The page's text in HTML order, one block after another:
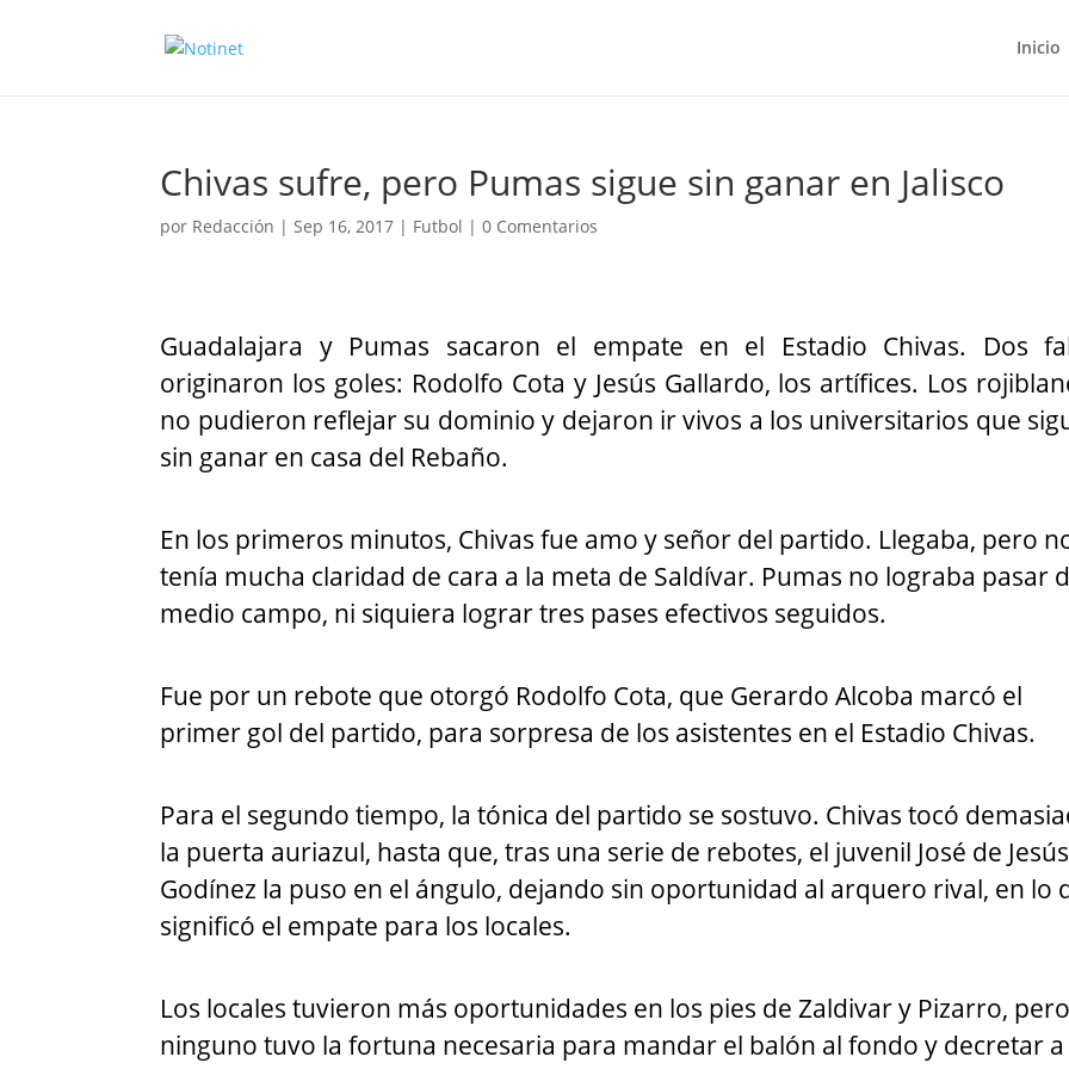
Inicio
Chivas sufre, pero Pumas sigue sin ganar en Jalisco
por Redacción |Sep 16, 2017 | Futbol |0 Comentarios
Guadalajara y Pumas sacaron el empate en el Estadio Chivas. Dos
originaron los goles: Rodolfo Cota y Jesús Gallardo, los artífices. Los
no pudieron reflejar su dominio y dejaron ir vivos a los universitarios que
sin ganar en casa del Rebaño.
En los primeros minutos, Chivas fue amo y señor del partido. Llegaba, pero
tenía mucha claridad de cara a la meta de Saldívar. Pumas no lograba pasar
medio campo, ni siquiera lograr tres pases efectivos seguidos.
Fue por un rebote que otorgó Rodolfo Cota, que Gerardo Alcoba marcó el
primer gol del partido, para sorpresa de los asistentes en el Estadio Chivas.
Para el segundo tiempo, la tónica del partido se sostuvo. Chivas tocó
la puerta auriazul, hasta que, tras una serie de rebotes, el juvenil José de Jesús
Godínez la puso en el ángulo, dejando sin oportunidad al arquero rival, en lo
significó el empate para los locales.
Los locales tuvieron más oportunidades en los pies de Zaldivar y Pizarro, pero
ninguno tuvo la fortuna necesaria para mandar el balón al fondo y decretar a